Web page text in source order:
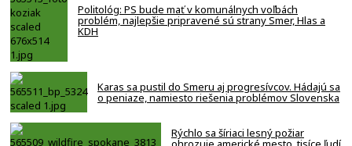
Politológ: PS bude mať v komunálnych voľbách
problém, najlepšie pripravené sú strany Smer, Hlas a
KDH
Karas sa pustil do Smeru aj progresívcov. Hádajú sa
o peniaze, namiesto riešenia problémov Slovenska
Rýchlo sa šíriaci lesný požiar